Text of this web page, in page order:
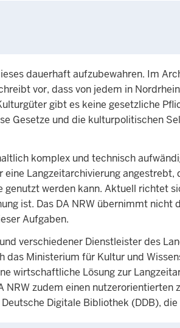
dauerhaft aufzubewahren. Im
vor, dass von jedem in
gibt es keine gesetzliche
Gesetze und die kulturpolitischen
komplex und technisch
Langzeitarchivierung
werden kann. Aktuell richtet
ist. Das DA NRW übernimmt
Aufgaben.
verschiedener Dienstleister des
Ministerium für Kultur und
wirtschaftliche Lösung zur
zudem einen
Digitale Bibliothek (DDB),